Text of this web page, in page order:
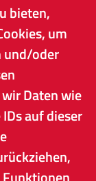
bieten,
um
und/oder
Daten wie
auf dieser